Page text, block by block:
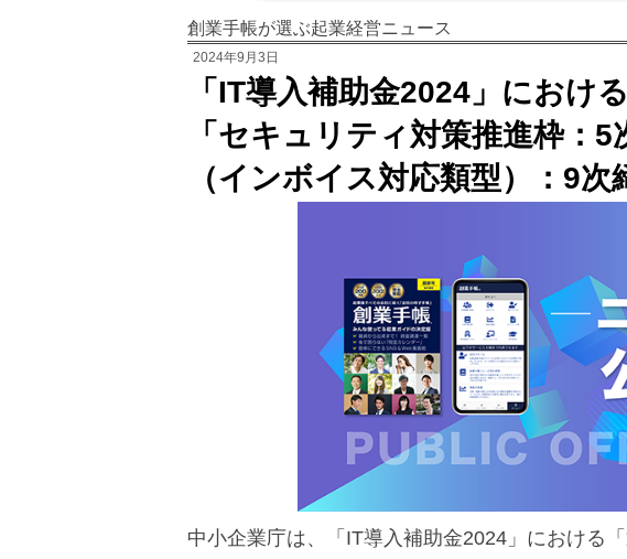
創業手帳が選ぶ起業経営ニュース
2024年9月3日
「IT導入補助金2024」におけ
「セキュリティ対策推進枠：
（インボイス対応類型）：9
中小企業庁は、「IT導入補助金2024」における